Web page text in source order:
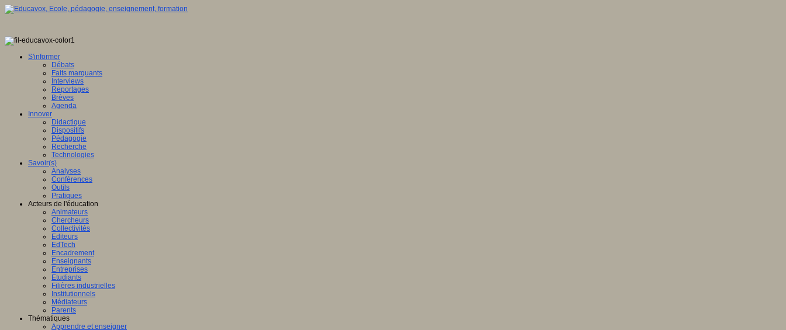
S'informer
Débats
Faits marquants
Interviews
Reportages
Brèves
Agenda
Innover
Didactique
Dispositifs
Pédagogie
Recherche
Technologies
Savoir(s)
Analyses
Conférences
Outils
Pratiques
Acteurs de l'éducation
Animateurs
Chercheurs
Collectivités
Editeurs
EdTech
Encadrement
Enseignants
Entreprises
Etudiants
Filières industrielles
Institutionnels
Médiateurs
Parents
Thématiques
Apprendre et enseigner